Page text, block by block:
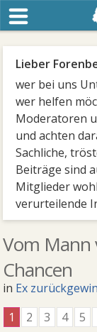
Lieber
wer bei uns
wer helfen
Moderatoren
und achten
Sachliche,
Beiträge sind
Mitglieder
verurteilende
Vom Mann
Chancen
in Ex
1
2 3 4 5